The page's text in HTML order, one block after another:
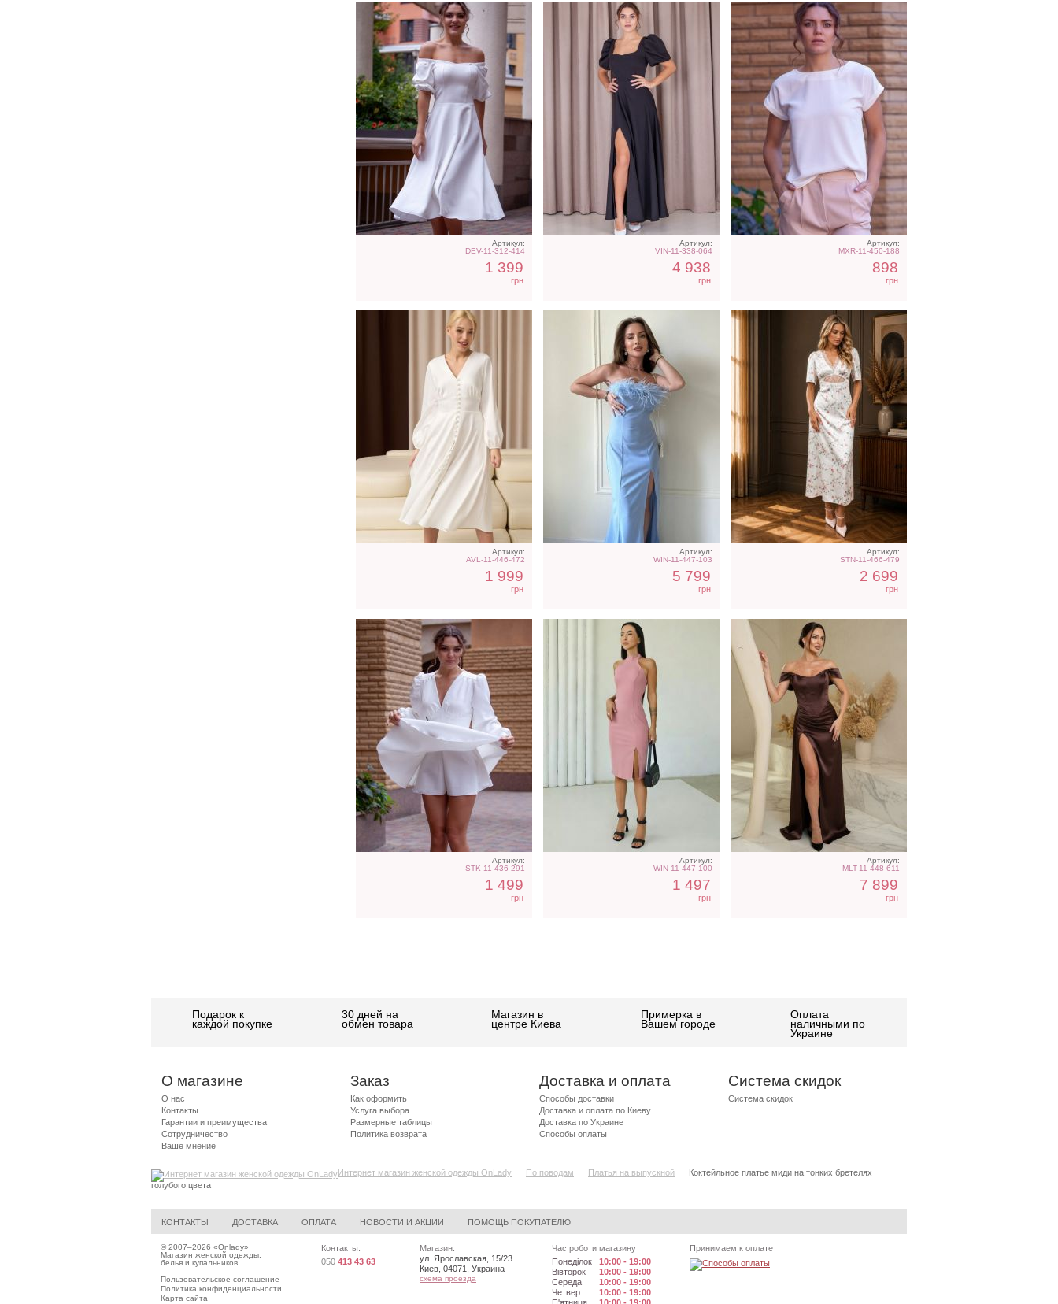
Артикул:
DEV-11-312-414
1 399
грн
Артикул:
VIN-11-338-064
4 938
грн
Артикул:
MXR-11-450-188
898
грн
Молочное атласное
платье миди с длинным
рукавом, на резинке
Артикул:
AVL-11-446-472
1 999
грн
Голубое нарядное
облегающее платье в пол
Артикул:
WIN-11-447-103
5 799
грн
Шелковистое платье миди
молочного цвета
Артикул:
STN-11-466-479
2 699
грн
Коктейльное короткое
платье-шорты белого
цвета
Артикул:
STK-11-436-291
1 499
грн
Розовое платье футляр с
разрезом на ноге
Артикул:
WIN-11-447-100
1 497
грн
Вечернее нарядное
корсетное платье
коричневого цвета
Артикул:
MLT-11-448-611
7 899
грн
Подарок к
каждой покупке
30 дней на
обмен товара
Магазин в
центре Киева
Примерка в
Вашем городе
Оплата
наличными по
Украине
О магазине
О нас
Контакты
Гарантии и преимущества
Сотрудничество
Ваше мнение
Заказ
Как оформить
Услуга выбора
Размерные таблицы
Политика возврата
Доставка и оплата
Способы доставки
Доставка и оплата по Киеву
Доставка по Украине
Способы оплаты
Система скидок
Система скидок
Интернет магазин женской одежды OnLady По поводам Платья на выпускной
Коктейльное платье миди на тонких бретелях
голубого цвета
КОНТАКТЫ ДОСТАВКА ОПЛАТА НОВОСТИ И АКЦИИ ПОМОЩЬ ПОКУПАТЕЛЮ
© 2007–2026 «Onlady»
Магазин женской одежды,
белья и купальников
Пользовательское соглашение
Политика конфиденциальности
Карта сайта
Контакты:
050 413 43 63
Магазин:
ул. Ярославская, 15/23
Киев 04071 Украина
схема проезда
Час роботи магазину
Понеділок
10:00 - 19:00
Вівторок
10:00 - 19:00
Середа
10:00 - 19:00
Четвер
10:00 - 19:00
Принимаем к оплате